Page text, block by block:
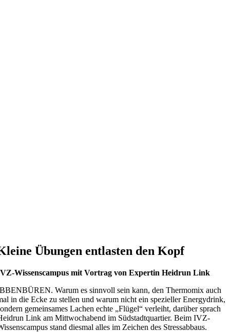
Übungen entlasten den Kopf
Wissenscampus mit Vortrag von Expertin Heidrun Link
Warum es sinnvoll sein kann, den Thermomix auch
in die Ecke zu stellen und warum nicht ein spezieller Energydrink,
gemeinsames Lachen echte „Flügel“ verleiht, darüber sprach
Link am Mittwochabend im Südstadtquartier. Beim IVZ-
stand diesmal alles im Zeichen des Stressabbaus.